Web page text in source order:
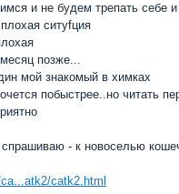
и не будем трепать себе
ситуfция
позже...
мой знакомый в химках
побыстрее..но читать
спрашиваю - к новоселью
catk2.html